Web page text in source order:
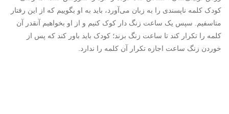
کودک کلمه ناپسندی را به زبان می‌آورد، باید به او بگوییم که از این رفتار
متاسفیم. سپس یک ساعت زنگ دار کوک کنیم و از او بخواهیم آنقدر آن
کلمه را تکرار کند تا ساعت زنگ بزند؛ کودک باید باور کند که پس از
خوردن زنگ ساعت اجازه تکرار آن کلمه را ندارد.